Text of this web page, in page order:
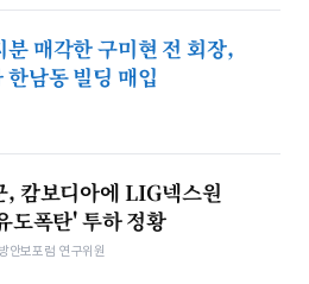
분 매각한 구미현 전 회장,
한남동 빌딩 매입
, 캄보디아에 LIG넥스원
도폭탄' 투하 정황
안보포럼 연구위원